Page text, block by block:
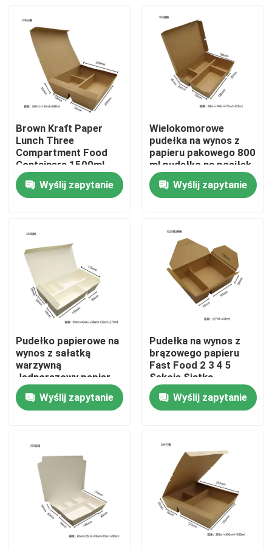
Dom
Produkty
Pokaz VR
O nas
Wycieczka po fabryce
Kontrola jakości
Aktualności
Sprawy
Brown Kraft Paper
Lunch Three
Compartment Food
Containers 1500ml
Wyślij zapytanie
Wielokomorowe
pudełka na wynos z
papieru pakowego 800
ml pudełko na posiłek
na wynos
Wyślij zapytanie
Pudełko papierowe na
wynos z sałatką
warzywną
Jednorazowy papier
pakowy
Wyślij zapytanie
Pudełka na wynos z
brązowego papieru
Fast Food 2 3 4 5
Sekcje Siatka
Jednorazowe pudełko
na lunch Kraft
Wyślij zapytanie